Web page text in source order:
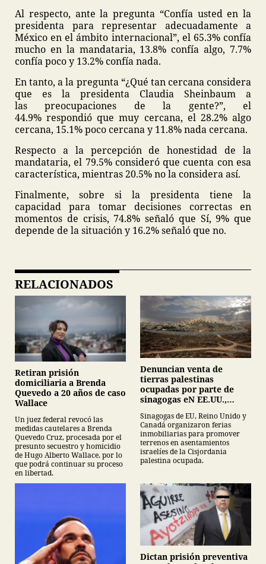
Al respecto, ante la pregunta “Confía usted en la
presidenta para representar adecuadamente a
México en el ámbito internacional”, el 65.3% confía
mucho en la mandataria, 13.8% confía algo, 7.7%
confía poco y 13.2% confía nada.
En tanto, a la pregunta “¿Qué tan cercana considera
que es la presidenta Claudia Sheinbaum a
las preocupaciones de la gente?”, el
44.9% respondió que muy cercana, el 28.2% algo
cercana, 15.1% poco cercana y 11.8% nada cercana.
Respecto a la percepción de honestidad de la
mandataria, el 79.5% consideró que cuenta con esa
característica, mientras 20.5% no la considera así.
Finalmente, sobre si la presidenta tiene la
capacidad para tomar decisiones correctas en
momentos de crisis, 74.8% señaló que Sí, 9% que
depende de la situación y 16.2% señaló que no.
RELACIONADOS
Retiran prisión
domiciliaria a Brenda
Quevedo a 20 años de caso
Wallace
Un juez federal revocó las
medidas cautelares a Brenda
Quevedo Cruz, procesada por el
presunto secuestro y homicidio
de Hugo Alberto Wallace, por lo
que podrá continuar su proceso
en libertad.
Denuncian venta de
tierras palestinas
ocupadas por parte de
sinagogas eN EE.UU.,
Sinagogas de EU, Reino Unido y
Canadá organizaron ferias
inmobiliarias para promover
terrenos en asentamientos
israelíes de la Cisjordania
palestina ocupada.
Dictan prisión preventiva